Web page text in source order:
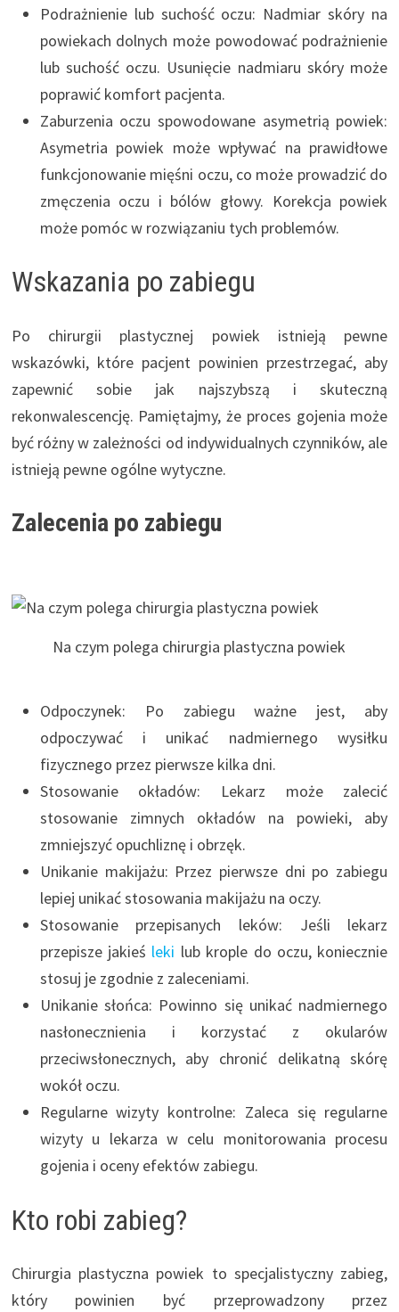
Podrażnienie lub suchość oczu: Nadmiar skóry na
powiekach dolnych może powodować podrażnienie
lub suchość oczu. Usunięcie nadmiaru skóry może
poprawić komfort pacjenta.
Zaburzenia oczu spowodowane asymetrią powiek:
Asymetria powiek może wpływać na prawidłowe
funkcjonowanie mięśni oczu, co może prowadzić do
zmęczenia oczu i bólów głowy. Korekcja powiek
może pomóc w rozwiązaniu tych problemów.
Wskazania po zabiegu
Po chirurgii plastycznej powiek istnieją pewne
wskazówki, które pacjent powinien przestrzegać, aby
zapewnić sobie jak najszybszą i skuteczną
rekonwalescencję. Pamiętajmy, że proces gojenia może
być różny w zależności od indywidualnych czynników, ale
istnieją pewne ogólne wytyczne.
Zalecenia po zabiegu
Na czym polega chirurgia plastyczna powiek
Odpoczynek: Po zabiegu ważne jest, aby
odpoczywać i unikać nadmiernego wysiłku
fizycznego przez pierwsze kilka dni.
Stosowanie okładów: Lekarz może zalecić
stosowanie zimnych okładów na powieki, aby
zmniejszyć opuchliznę i obrzęk.
Unikanie makijażu: Przez pierwsze dni po zabiegu
lepiej unikać stosowania makijażu na oczy.
Stosowanie przepisanych leków: Jeśli lekarz
przepisze jakieś leki lub krople do oczu, koniecznie
stosuj je zgodnie z zaleceniami.
Unikanie słońca: Powinno się unikać nadmiernego
nasłonecznienia i korzystać z okularów
przeciwsłonecznych, aby chronić delikatną skórę
wokół oczu.
Regularne wizyty kontrolne: Zaleca się regularne
wizyty u lekarza w celu monitorowania procesu
gojenia i oceny efektów zabiegu.
Kto robi zabieg?
Chirurgia plastyczna powiek to specjalistyczny zabieg,
który powinien być przeprowadzony przez